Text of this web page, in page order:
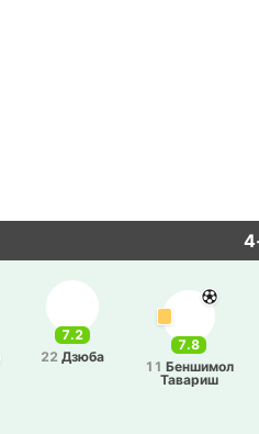
7.2
22 Дзюба
7.8
11 Бе­нши­мол
Та­ва­риш